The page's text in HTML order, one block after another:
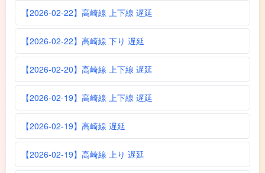
【2026-02-22】高崎線 上下線 遅延
【2026-02-22】高崎線 下り 遅延
【2026-02-20】高崎線 上下線 遅延
【2026-02-19】高崎線 上下線 遅延
【2026-02-19】高崎線 遅延
【2026-02-19】高崎線 上り 遅延